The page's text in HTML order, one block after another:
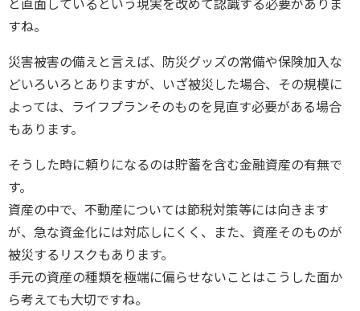
と直面しているという現実を改めて認識する必要がありま
すね。
災害被害の備えと言えば、防災グッズの常備や保険加入な
どいろいろとありますが、いざ被災した場合、その規模に
よっては、ライフプランそのものを見直す必要がある場合
もあります。
そうした時に頼りになるのは貯蓄を含む金融資産の有無で
す。
資産の中で、不動産については節税対策等には向きます
が、急な資金化には対応しにくく、また、資産そのものが
被災するリスクもあります。
手元の資産の種類を極端に偏らせないことはこうした面か
ら考えても大切ですね。